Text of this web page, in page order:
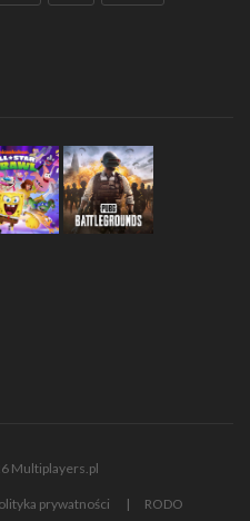
Multiplayers.pl
prywatności
RODO